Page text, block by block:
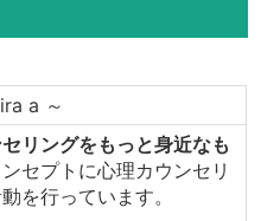
a ～
セリングをもっと身近なも
セプトに心理カウンセリ
を行っています。